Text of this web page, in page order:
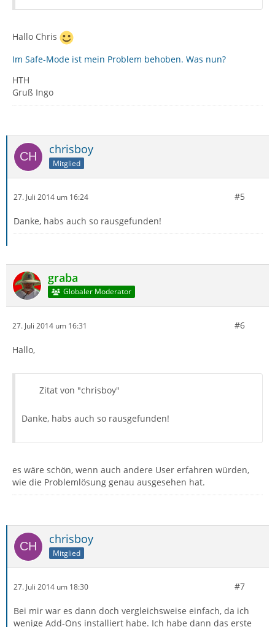
Hallo Chris
Im Safe-Mode ist mein Problem behoben. Was nun?
HTH
Gruß Ingo
chrisboy
Mitglied
27. Juli 2014 um 16:24 #5
Danke, habs auch so rausgefunden!
graba
Globaler Moderator
27. Juli 2014 um 16:31 #6
Hallo,
Zitat von "chrisboy"
Danke, habs auch so rausgefunden!
es wäre schön, wenn auch andere User erfahren würden,
wie die Problemlösung genau ausgesehen hat.
chrisboy
Mitglied
27. Juli 2014 um 18:30 #7
Bei mir war es dann doch vergleichsweise einfach, da ich
wenige Add-Ons installiert habe. Ich habe dann das erste